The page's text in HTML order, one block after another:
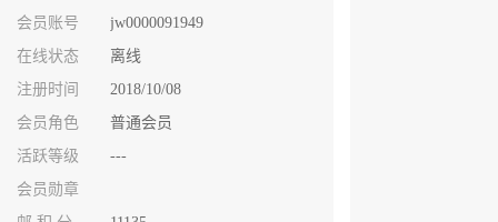
会员账号
jw0000091949
在线状态
离线
注册时间
2018/10/08
会员角色
普通会员
活跃等级
---
会员勋章